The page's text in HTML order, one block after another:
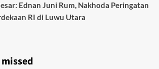
Ednan Juni Rum, Nakhoda Peringatan
RI di Luwu Utara